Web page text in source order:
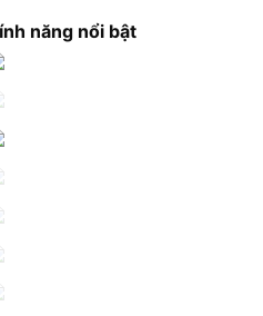
năng nổi bật